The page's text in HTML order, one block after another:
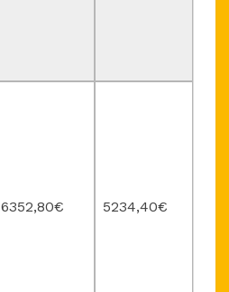
6352,80€ 5234,40€